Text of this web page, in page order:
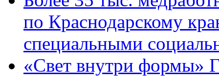
по Краснодарскому
специальными
«Свет внутри формы»